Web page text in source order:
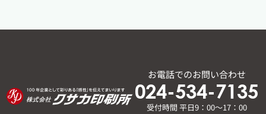
お電話でのお問い合わせ
024-534-7135
受付時間 平日9：00～17：00